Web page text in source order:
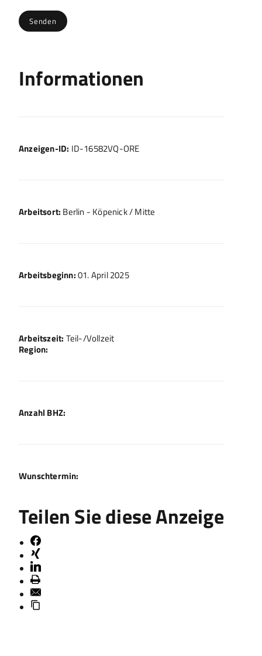
Informationen
Anzeigen-ID: ID-16582VQ-ORE
Arbeitsort: Berlin - Köpenick / Mitte
Arbeitsbeginn:01. April 2025
Arbeitszeit: Teil-/Vollzeit
Region:
Anzahl BHZ:
Wunschtermin:
Teilen Sie diese Anzeige